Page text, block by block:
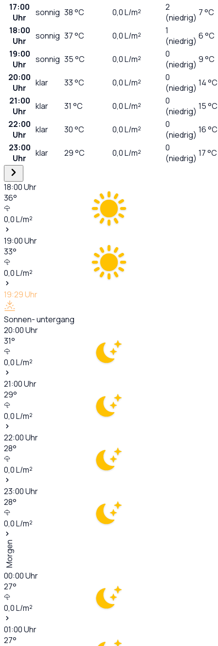
17:00
Uhr
sonnig 38°C 0,0L/m²
2
(niedrig) 7 °C
18:00
Uhr
sonnig 37°C 0,0L/m²
1
(niedrig) 6 °C
19:00
Uhr
sonnig 35°C 0,0L/m²
0
(niedrig) 9 °C
20:00
Uhr
klar 33°C 0,0L/m²
0
(niedrig) 14 °C
21:00
Uhr
klar 31 °C 0,0L/m²
0
(niedrig) 15 °C
22:00
Uhr
klar 30°C 0,0L/m²
0
(niedrig) 16 °C
23:00
Uhr
klar 29°C 0,0L/m²
0
(niedrig) 17 °C
18:00Uhr
36°
0,0L/m²
19:00Uhr
33°
0,0L/m²
19:29Uhr
Sonnen- untergang
20:00Uhr
31°
0,0L/m²
21:00Uhr
29°
0,0L/m²
22:00Uhr
28°
0,0L/m²
23:00Uhr
28°
0,0L/m²
Morgen
00:00Uhr
27°
0,0L/m²
01:00Uhr
27°